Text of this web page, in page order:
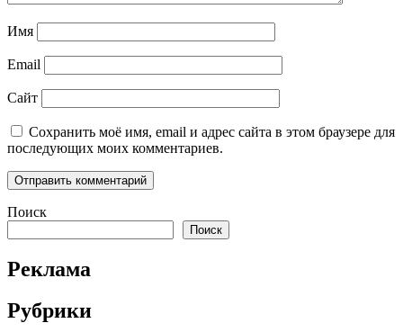
Имя
Email
Сайт
Сохранить моё имя, email и адрес сайта в этом браузере для
последующих моих комментариев.
Поиск
Поиск
Реклама
Рубрики